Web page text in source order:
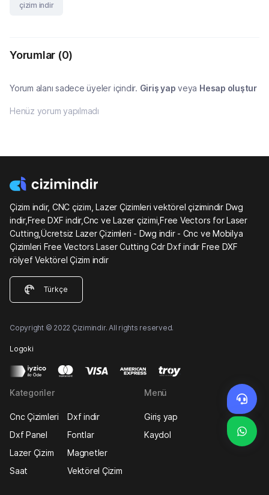
çizim indir
Yorumlar (0)
Yorum alanı sadece üyeler içindir. Giriş yap veya Hesap oluştur
Henüz yorum yapılmadı
Çizim indir, CNC çizim, Lazer Çizimleri vektörel çizimindir Dwg
indir,Free DXF indir,Cnc ve Lazer çizimi,Free Vectors for Laser
Cutting,Ücretsiz Lazer Çizimleri - Dwg indir - Cnc ve Mobilya
Çizimleri Free Vectors Laser Cutting Cdr Dxf indir Free DXF
rölyef Vektörel Çizim indir
Türkçe
Copyright © 2022 Çizimindir. All rights reserved.
Logoki
Kategoriler
Cnc Çizimleri
Dxf indir
Dxf Panel
Fontlar
Lazer Çizim
Magnetler
Saat
Vektörel Çizim
Menü
Giriş yap
Kaydol